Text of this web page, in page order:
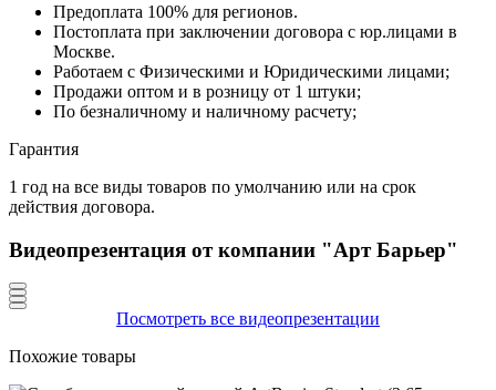
Предоплата 100% для регионов.
Постоплата при заключении договора с юр.лицами в
Москве.
Работаем с Физическими и Юридическими лицами;
Продажи оптом и в розницу от 1 штуки;
По безналичному и наличному расчету;
Гарантия
1 год на все виды товаров по умолчанию или на срок
действия договора.
Видеопрезентация от компании "Арт Барьер"
Посмотреть все видеопрезентации
Похожие товары